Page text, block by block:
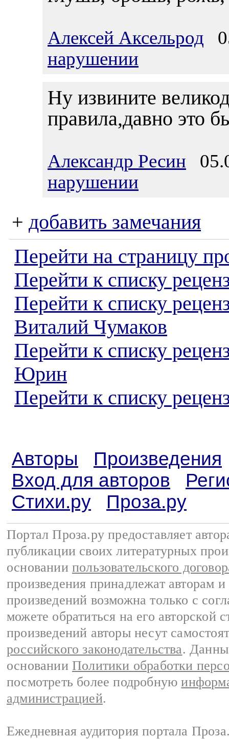
Алексей Аксельрод
нарушении
Ну извините
правила,давно это
Александр Ресин
нарушении
+ добавить замечания
Перейти на страницу
Перейти к списку
Перейти к списку
Виталий Чумаков
Перейти к списку
Юрин
Перейти к списку
Авторы
Произведения
Вход для авторов
Стихи.ру
Проза.ру
Портал Проза.ру предоставляет
публикации своих литературных
основании пользовательского
произведения принадлежат авторам
произведений возможна только с
можете обратиться на его авторской
произведений авторы несут
российского законодательства.
основании Политики обработки
посмотреть более подробную
администрацией.
Ежедневная аудитория портала